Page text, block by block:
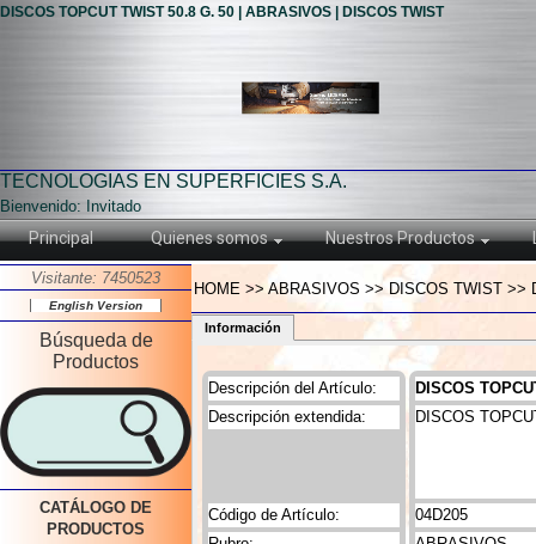
DISCOS TOPCUT TWIST 50.8 G. 50 | ABRASIVOS | DISCOS TWIST
TECNOLOGIAS EN SUPERFICIES S.A.
Bienvenido: Invitado
Principal Quienes somos Nuestros Productos
Visitante: 7450523
English Version
Búsqueda de
Productos
CATÁLOGO DE
PRODUCTOS
HOME >> ABRASIVOS >> DISCOS TWIST >>
Información
Descripción del Artículo:
Código de Artículo:
Descripción extendida:
DISCOS
04D205
DISCOS